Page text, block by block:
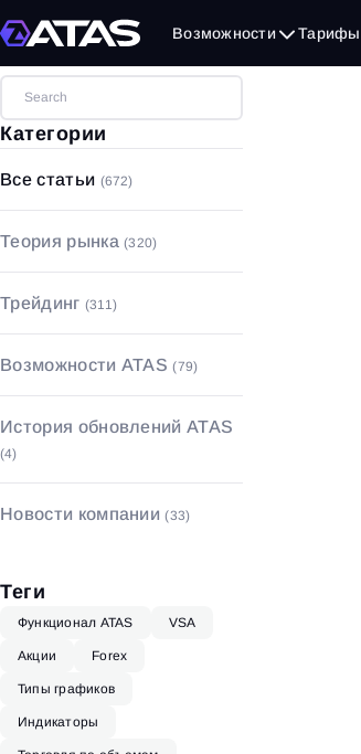
Возможности Тарифы
Категории
Все статьи (672)
Теория рынка(320)
Фундаментальный анализ
Основы рынка(164)
Трейдинг (311)
Управление капиталом с
рисками
Возможности ATAS(79)
Индикаторы(52)
Биржевой стакан(4)
История обновлений ATAS
(4)
Новости компании(33)
Теги
Функционал ATAS VSA
Акции Forex
Типы графиков
Индикаторы